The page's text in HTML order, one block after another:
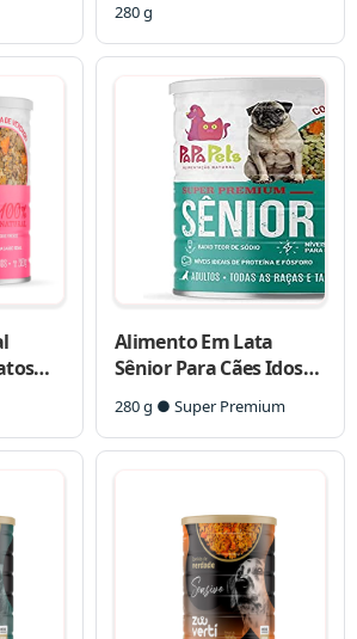
280 g
Alimento Em Lata
Sênior Para Cães Idosos
280g Papapets
280 g ● Super Premium